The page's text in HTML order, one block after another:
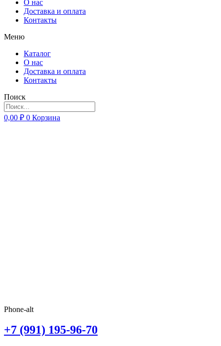
О нас
Доставка и оплата
Контакты
Меню
Каталог
О нас
Доставка и оплата
Контакты
Поиск
0,00 ₽ 0 Корзина
Phone-alt
+7 (991) 195-96-70